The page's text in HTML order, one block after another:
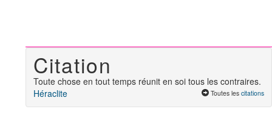
Citation
Toute chose en tout temps réunit en soi tous les contraires.
Héraclite
Toutes les citations